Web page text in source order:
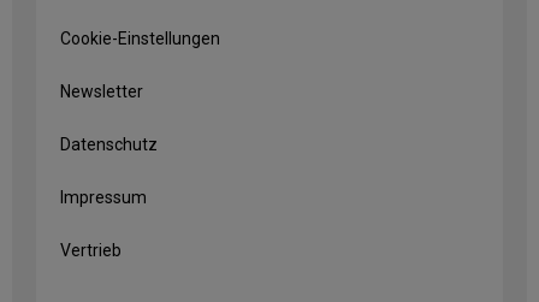
Cookie-Einstellungen
Newsletter
Datenschutz
Impressum
Vertrieb